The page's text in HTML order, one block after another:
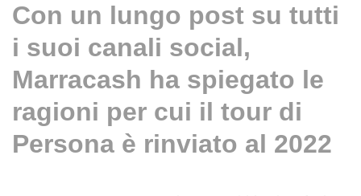
Con un lungo post su tutti
i suoi canali social,
Marracash ha spiegato le
ragioni per cui il tour di
Persona è rinviato al 2022